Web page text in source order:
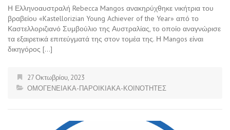
Η Ελληνοαυστραλή Rebecca Mangos ανακηρύχθηκε νικήτρια του
βραβείου «Kastellorizian Young Achiever of the Year» από το
Καστελλοριζιανό Συμβούλιο της Αυστραλίας, το οποίο αναγνώρισε
τα εξαιρετικά επιτεύγματά της στον τομέα της. Η Mangos είναι
δικηγόρος […]
27 Οκτωβρίου, 2023
ΟΜΟΓΕΝΕΙΑΚΑ-ΠΑΡΟΙΚΙΑΚΑ-ΚΟΙΝΟΤΗΤΕΣ